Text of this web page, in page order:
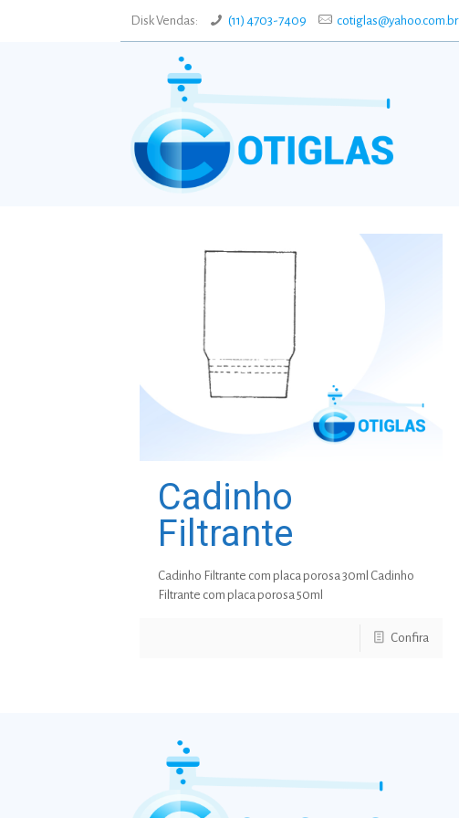
Disk Vendas: (11) 4703-7409 cotiglas@yahoo.com.br
Cadinho
Filtrante
Cadinho Filtrante com placa porosa 30ml Cadinho
Filtrante com placa porosa 50ml
Confira